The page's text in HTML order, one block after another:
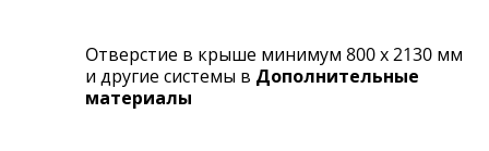
Oтверстие в крыше минимум 800 x 2130 мм
и другие системы в Дополнительные
материалы